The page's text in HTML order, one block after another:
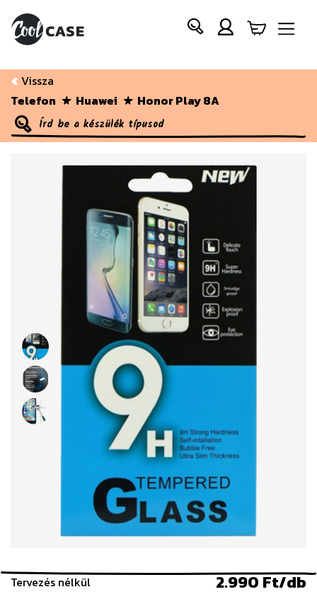
Vissza
Telefon
Huawei Honor Play 8A
Tervezés nélkül 2.990 Ft/db